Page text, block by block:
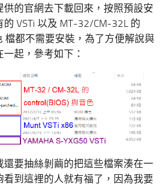
的官網去下載回來，按照預設安
VSTi 以及 MT-32/CM-32L 的
檔都不需要安裝，為了方便解說與
起，參考如下：
要抽絲剝繭的把這些檔案湊在一
到這裡的人就有福了，因為我要